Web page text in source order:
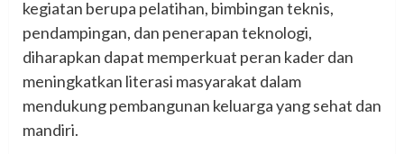
kegiatan berupa pelatihan, bimbingan teknis,
pendampingan, dan penerapan teknologi,
diharapkan dapat memperkuat peran kader dan
meningkatkan literasi masyarakat dalam
mendukung pembangunan keluarga yang sehat dan
mandiri.